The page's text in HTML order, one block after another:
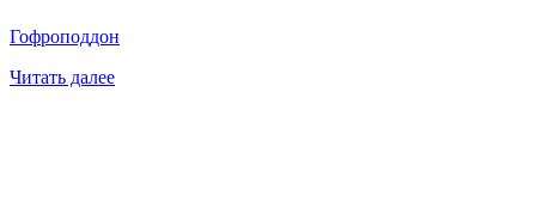
Гофроподдон
Читать далее